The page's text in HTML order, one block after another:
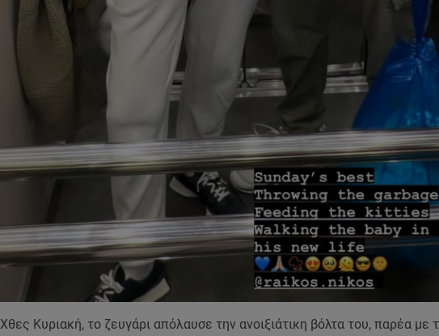
Χθες Κυριακή, το ζευγάρι απόλαυσε την ανοιξιάτικη βόλτα του, παρέα με